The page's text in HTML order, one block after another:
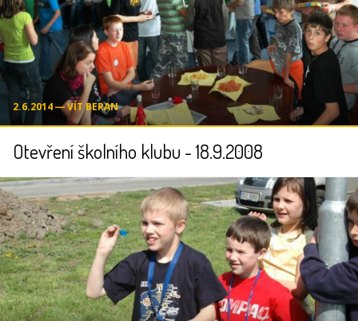
2.6.2014 ― VÍT BERAN
Otevření školního klubu - 18.9.2008